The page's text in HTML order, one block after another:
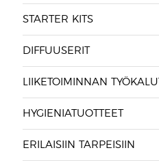
STARTER KITS
DIFFUUSERIT
LIIKETOIMINNAN TYÖKALUT
HYGIENIATUOTTEET
ERILAISIIN TARPEISIIN